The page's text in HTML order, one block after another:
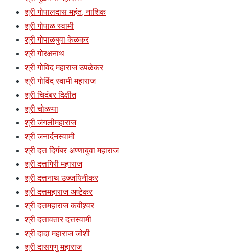
श्री गोपालदास महंत, नाशिक
श्री गोपाळ स्वामी
श्री गोपाळबुवा केळकर
श्री गोरक्षनाथ
श्री गोविंद महाराज उपळेकर
श्री गोविंद स्वामी महाराज
श्री चिदंबर दिक्षीत
श्री चोळप्पा
श्री जंगलीमहाराज
श्री जनार्दनस्वामी
श्री दत्त दिगंबर अण्णाबुवा महाराज
श्री दत्तगिरी महाराज
श्री दत्तनाथ उज्जयिनीकर
श्री दत्तमहाराज अष्टेकर
श्री दत्तमहाराज कवीश्र्वर
श्री दत्तावतार दत्तस्वामी
श्री दादा महाराज जोशी
श्री दासगणु महाराज